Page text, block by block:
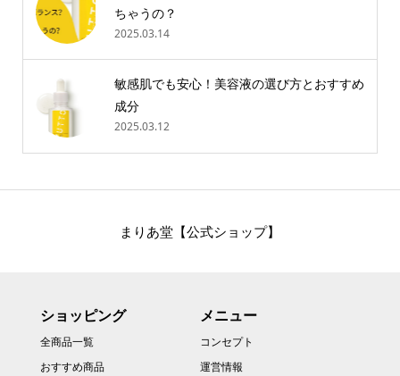
ちゃうの？
2025.03.14
敏感肌でも安心！美容液の選び方とおすすめ
成分
2025.03.12
まりあ堂【公式ショップ】
ショッピング
全商品一覧
おすすめ商品
メニュー
コンセプト
運営情報